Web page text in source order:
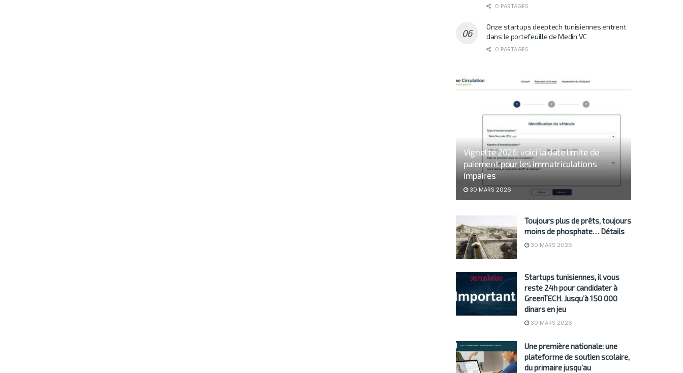
0 PARTAGES
Onze startups deeptech tunisiennes entrent
dans le portefeuille de Medin VC
0 PARTAGES
Vignette 2026: voici la date limite de
paiement pour les immatriculations
impaires
30 MARS 2026
Toujours plus de prêts, toujours
moins de phosphate… Détails
30 MARS 2026
Startups tunisiennes, il vous
reste 24h pour candidater à
GreenTECH. Jusqu’à 150 000
dinars en jeu
30 MARS 2026
Une première nationale: une
plateforme de soutien scolaire,
du primaire jusqu’au